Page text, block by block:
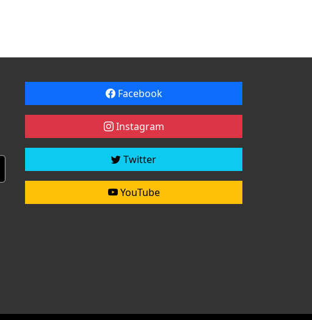
Facebook
Instagram
Twitter
YouTube